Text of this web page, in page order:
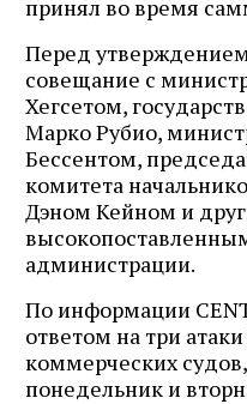
принял во время
Перед
совещание с
Хегсетом,
Марко Рубио,
Бессентом,
комитета
Дэном Кейном и
администрации.
По информации
ответом на три
коммерческих
понедельник и